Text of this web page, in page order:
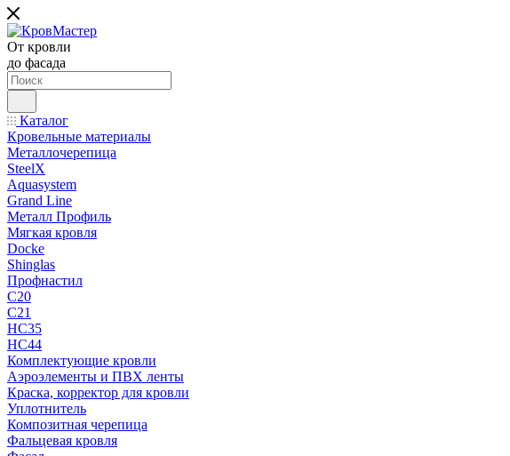
От кровли
до фасада
Каталог
Кровельные материалы
Металлочерепица
SteelX
Aquasystem
Grand Line
Металл Профиль
Мягкая кровля
Docke
Shinglas
Профнастил
C20
C21
НС35
НС44
Комплектующие кровли
Аэроэлементы и ПВХ ленты
Краска, корректор для кровли
Уплотнитель
Композитная черепица
Фальцевая кровля